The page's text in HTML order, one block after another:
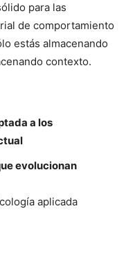
para las
de comportamiento
estás almacenando
contexto.
a los
evolucionan
aplicada